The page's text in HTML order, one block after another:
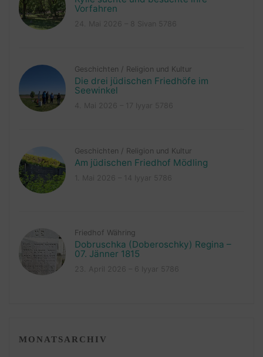
Vorfahren
Geschichten / Religion und Kultur
Die drei jüdischen Friedhöfe im
Seewinkel
Geschichten / Religion und Kultur
Am jüdischen Friedhof Mödling
Friedhof Währing
Dobruschka (Doberoschky) Regina –
07. Jänner 1815
MONATSARCHIV